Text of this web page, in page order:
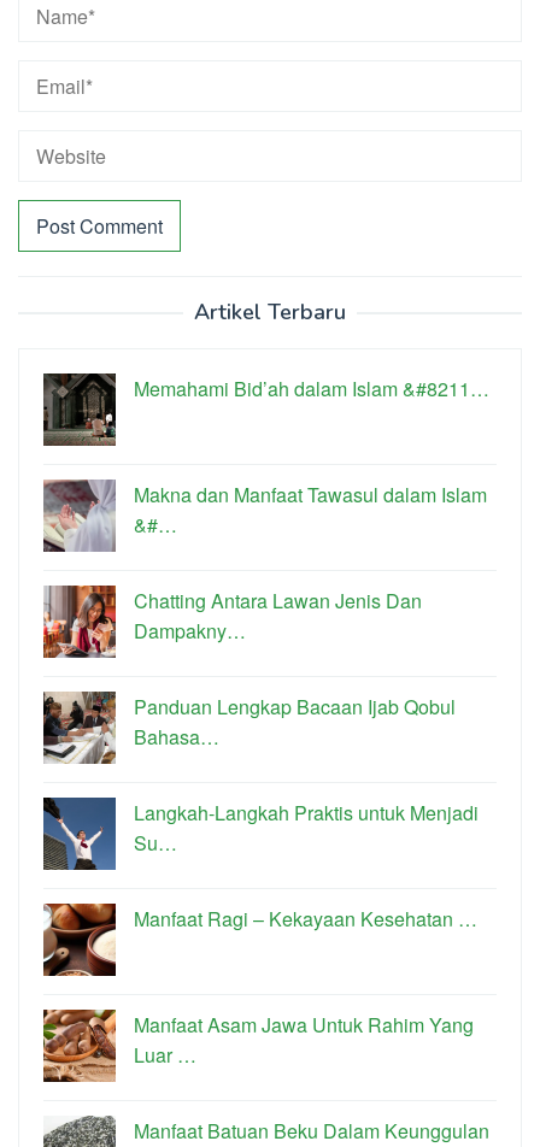
Artikel Terbaru
Memahami Bid’ah dalam Islam &#8211…
Makna dan Manfaat Tawasul dalam Islam
&#…
Chatting Antara Lawan Jenis Dan
Dampakny…
Panduan Lengkap Bacaan Ijab Qobul
Bahasa…
Langkah-Langkah Praktis untuk Menjadi
Su…
Manfaat Ragi – Kekayaan Kesehatan …
Manfaat Asam Jawa Untuk Rahim Yang
Luar …
Manfaat Batuan Beku Dalam Keunggulan